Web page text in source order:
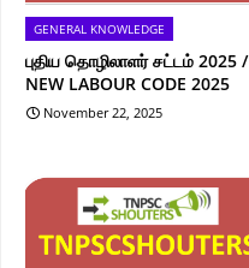
GENERAL KNOWLEDGE
புதிய தொழிலாளர் சட்டம் 2025 /
NEW LABOUR CODE 2025
November 22, 2025